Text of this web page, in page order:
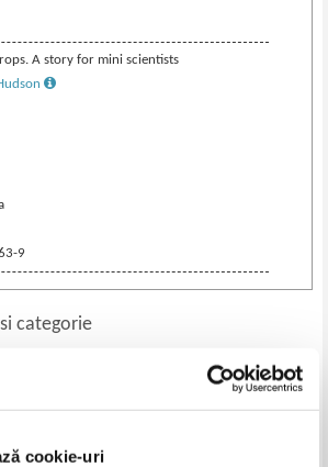
cookie-uri
A story for mini scientists
9
categorie
-20%